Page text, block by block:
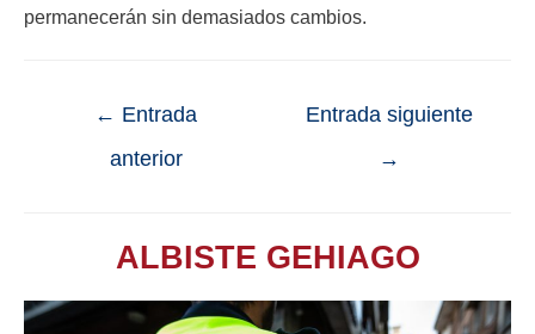
permanecerán sin demasiados cambios.
← Entrada
anterior
Entrada siguiente
→
ALBISTE GEHIAGO